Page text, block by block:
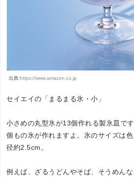
出典:https://www.amazon.co.jp
セイエイの「まるまる氷・小」
小さめの丸型氷が13個作れる製氷皿で
個もの氷が作れますよ。氷のサイズは
径約2.5cm。
例えば、ざるうどんやそば、そうめん